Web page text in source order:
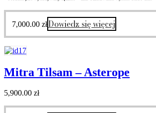
7,000.00 złDowiedz się więcej
Mitra Tilsam – Asterope
5,900.00 zł